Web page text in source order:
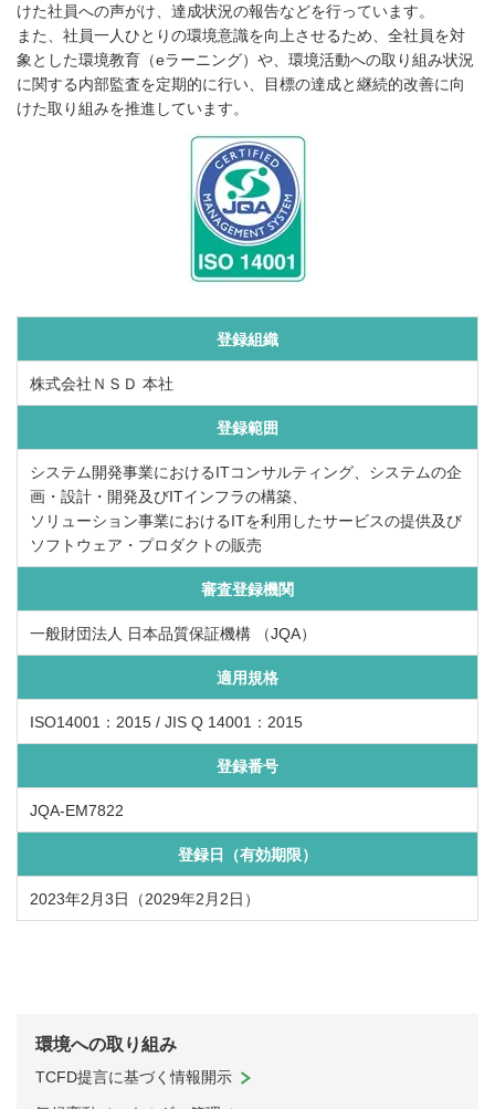
けた社員への声がけ、達成状況の報告などを行っています。
また、社員一人ひとりの環境意識を向上させるため、全社員を対
象とした環境教育（eラーニング）や、環境活動への取り組み状況
に関する内部監査を定期的に行い、目標の達成と継続的改善に向
けた取り組みを推進しています。
登録組織
株式会社ＮＳＤ 本社
登録範囲
システム開発事業におけるITコンサルティング、システムの企
画・設計・開発及びITインフラの構築、
ソリューション事業におけるITを利用したサービスの提供及び
ソフトウェア・プロダクトの販売
審査登録機関
一般財団法人 日本品質保証機構 （JQA）
適用規格
ISO14001：2015 / JIS Q 14001：2015
登録番号
JQA-EM7822
登録日（有効期限）
2023年2月3日（2029年2月2日）
環境への取り組み
TCFD提言に基づく情報開示